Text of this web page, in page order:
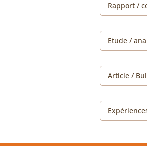
Rapport /
Etude /
Article /